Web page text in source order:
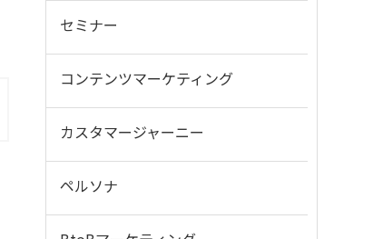
セミナー
コンテンツマーケティング
カスタマージャーニー
ペルソナ